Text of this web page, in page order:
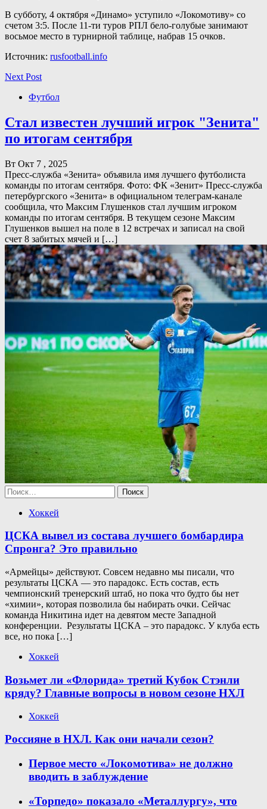
В субботу, 4 октября «Динамо» уступило «Локомотиву» со
счетом 3:5. После 11-ти туров РПЛ бело-голубые занимают
восьмое место в турнирной таблице, набрав 15 очков.
Источник: rusfootball.info
Next Post
Футбол
Стал известен лучший игрок "Зенита"
по итогам сентября
Вт Окт 7 , 2025
Пресс-служба «Зенита» объявила имя лучшего футболиста
команды по итогам сентября. Фото: ФК «Зенит» Пресс-служба
петербургского «Зенита» в официальном телеграм-канале
сообщила, что Максим Глушенков стал лучшим игроком
команды по итогам сентября. В текущем сезоне Максим
Глушенков вышел на поле в 12 встречах и записал на свой
счет 8 забитых мячей и […]
Найти:
Хоккей
ЦСКА вывел из состава лучшего бомбардира
Спронга? Это правильно
«Армейцы» действуют. Совсем недавно мы писали, что
результаты ЦСКА — это парадокс. Есть состав, есть
чемпионский тренерский штаб, но пока что будто бы нет
«химии», которая позволила бы набирать очки. Сейчас
команда Никитина идет на девятом месте Западной
конференции. Результаты ЦСКА – это парадокс. У клуба есть
все, но пока […]
Хоккей
Возьмет ли «Флорида» третий Кубок Стэнли
кряду? Главные вопросы в новом сезоне НХЛ
Хоккей
Россияне в НХЛ. Как они начали сезон?
Первое место «Локомотива» не должно
вводить в заблуждение
«Торпедо» показало «Металлургу», что